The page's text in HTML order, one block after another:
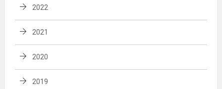
2022
2021
2020
2019